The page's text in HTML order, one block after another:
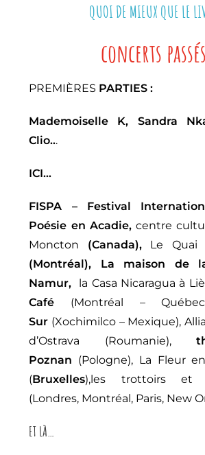
QUOI DE MIEUX QUE LE
concerts passés
PREMIÈRES PARTIES :
Mademoiselle K, Sandra
Clio...
ICI…
FISPA – Festival
Poésie en Acadie,centre
Moncton (Canada),Le Quai
(Montréal), La maison de
Namur, la Casa Nicaragua à
Café (Montréal –
Sur (Xochimilco – Mexique),
d’Ostrava (Roumanie),
Poznan (Pologne), La Fleur
(Bruxelles),les trottoirs et
(Londres, Montréal, Paris, New
ET LÀ…